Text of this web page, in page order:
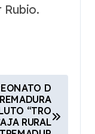
D
“TRO
RURAL